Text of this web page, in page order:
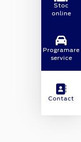
Stoc
online
Programare
service
Contact